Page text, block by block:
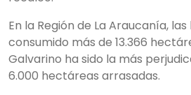
En la Región de La Araucanía,
consumido más de 13.366
Galvarino ha sido la más
6.000 hectáreas arrasadas.